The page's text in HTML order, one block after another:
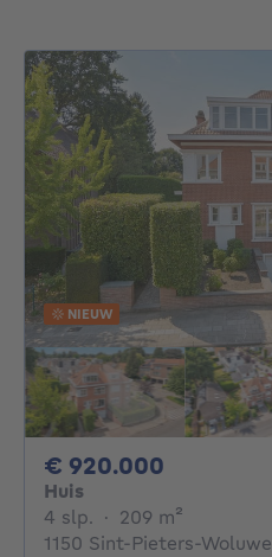
NIEUW
€ 920.000
Huis
4 slp. 4 slaapkamers
· 209 m²
1150 Sint-Pieters-Woluwe